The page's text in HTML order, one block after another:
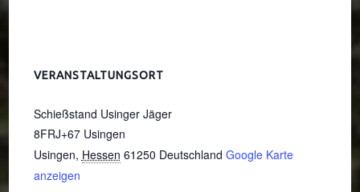
VERANSTALTUNGSORT
Schießstand Usinger Jäger
8FRJ+67 Usingen
Usingen, Hessen 61250 Deutschland Google Karte
anzeigen